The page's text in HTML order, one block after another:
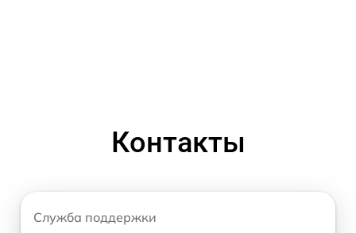
Контакты
Служба поддержки